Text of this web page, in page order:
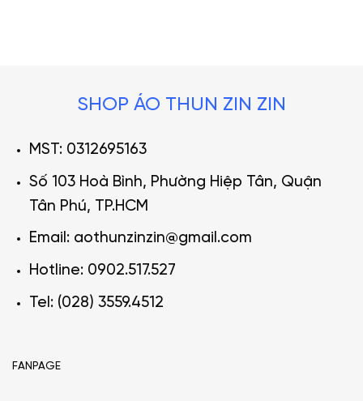
SHOP ÁO THUN ZIN ZIN
MST: 0312695163
Số 103 Hoà Bình, Phường Hiệp Tân, Quận
Tân Phú, TP.HCM
Email: aothunzinzin@gmail.com
Hotline: 0902.517.527
Tel: (028) 3559.4512
FANPAGE